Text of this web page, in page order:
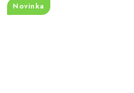
Novinka